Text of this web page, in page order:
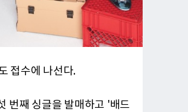
접수에 나선다.
번째 싱글을 발매하고 '배드